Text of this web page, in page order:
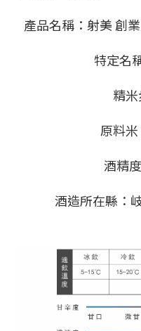
產品名稱：射美 創
特定名
精
原料
酒精
酒造所在縣：